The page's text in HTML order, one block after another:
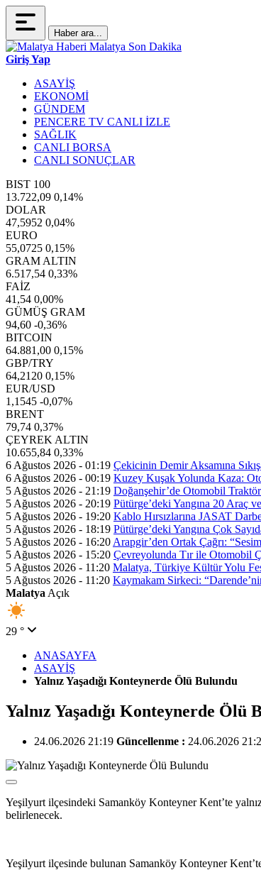
Haber ara...
Giriş Yap
ASAYİŞ
EKONOMİ
GÜNDEM
PENCERE TV CANLI İZLE
SAĞLIK
CANLI BORSA
CANLI SONUÇLAR
BIST 100
13.722,09 0,14%
DOLAR
47,5952 0,04%
EURO
55,0725 0,15%
GRAM ALTIN
6.517,54 0,33%
FAİZ
41,54 0,00%
GÜMÜŞ GRAM
94,60 -0,36%
BITCOIN
64.881,00 0,15%
GBP/TRY
64,2120 0,15%
EUR/USD
1,1545 -0,07%
BRENT
79,74 0,37%
ÇEYREK ALTIN
10.655,84 0,33%
6 Ağustos 2026 - 01:19 Çekicinin Demir Aksamına
6 Ağustos 2026 - 00:19 Kuzey Kuşak Yolunda Kaza:
5 Ağustos 2026 - 21:19 Doğanşehir’de Otomobil
5 Ağustos 2026 - 20:19 Pütürge’deki Yangına 20 Araç
5 Ağustos 2026 - 19:20 Kablo Hırsızlarına JASAT
5 Ağustos 2026 - 18:19 Pütürge’deki Yangına Çok
5 Ağustos 2026 - 16:20 Arapgir’den Ortak Çağrı:
5 Ağustos 2026 - 15:20 Çevreyolunda Tır ile Otomobil
5 Ağustos 2026 - 11:20 Malatya, Türkiye Kültür Yolu
5 Ağustos 2026 - 11:20 Kaymakam Sirkeci:
Malatya Açık
29 °
ANASAYFA
ASAYİŞ
Yalnız Yaşadığı Konteynerde Ölü Bulundu
Yalnız Yaşadığı Konteynerde Ölü
24.06.2026 21:19 Güncellenme : 24.06.2026
Yeşilyurt ilçesindeki Samanköy Konteyner Kent’te
belirlenecek.
Yeşilyurt ilçesinde bulunan Samanköy Konteyner